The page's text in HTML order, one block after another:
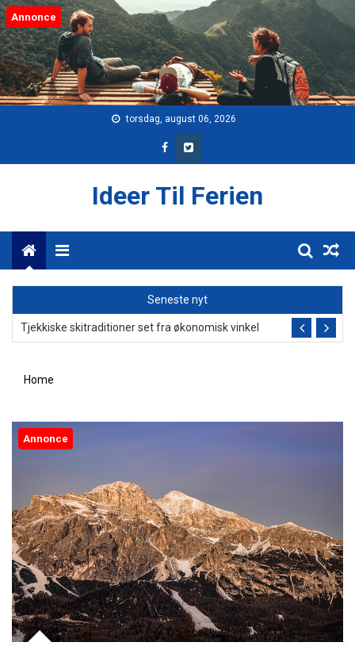
Skip
to
content
Annonce
torsdag, august 06, 2026
Ideer Til Ferien
Menu
Seneste nyt
Tjekkiske skitraditioner set fra økonomisk vinkel
Rejseguide: Planlæg din tid korrekt med chiles klokkeslæt
Tjekkiske skitraditioner set fra økonomisk vinkel
Home
Annonce